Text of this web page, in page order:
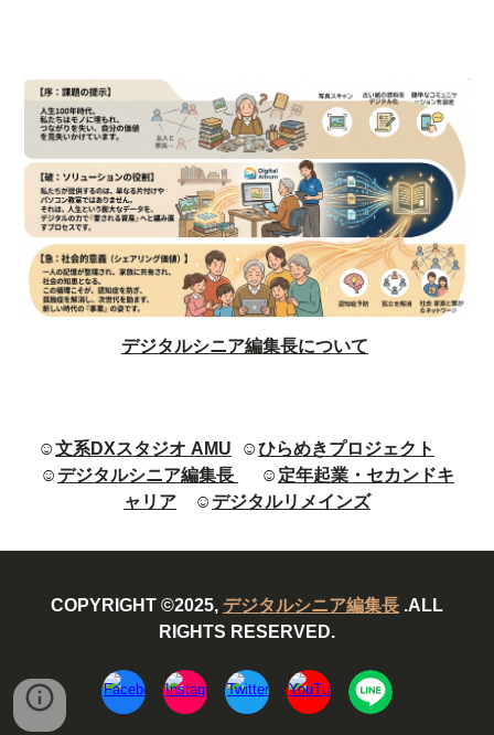
デジタルシニア編集長について
☺文系DXスタジオ AMU ☺ひらめきプロジェクト
☺ デジタルシニア編集長 ☺ 定年起業・セカンドキ
ャリア
☺ デジタルリメインズ
COPYRIGHT ©2025, デジタルシニア編集長 .ALL
RIGHTS RESERVED.